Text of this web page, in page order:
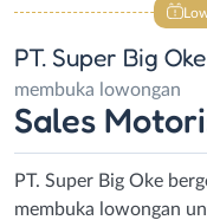
PT. Super Big Oke
membuka lowongan
Sales
PT. Super Big Oke
membuka lowongan